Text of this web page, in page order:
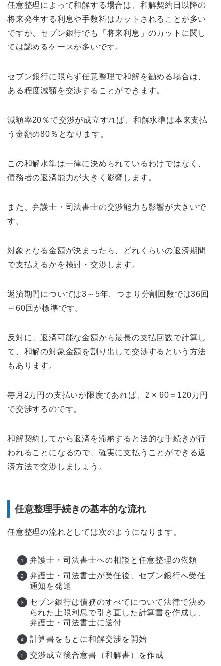
任意整理によって和解する場合は、和解契約日以降の
将来発生する利息や手数料はカットされることが多い
ですが、セブン銀行でも「将来利息」のカットに関し
ては認めるケースが多いです。
セブン銀行に限らず任意整理で和解を勧める場合は、
ある程度減額を交渉することができます。
減額率20％で交渉が成立すれば、和解水準は本来支払
う金額の80％となります。
この和解水準は一律に決められているわけではなく、
債務者の返済能力が大きく影響します。
また、弁護士・司法書士の交渉能力も影響が大きいで
す。
対象となる金額が決まったら、どれくらいの返済期間
で支払えるかを検討・交渉します。
返済期間については3～5年、つまり分割回数では36回
～60回が標準です。
反対に、返済可能な金額から最長の支払回数で計算し
て、和解の対象金額を割り出して交渉するという方法
もあります。
毎月2万円の支払いが限度であれば、2 × 60＝120万円
で交渉するのです。
和解契約してから返済を滞納すると法的な手続きが行
われることになるので、確実に支払うことができる返
済方法で交渉しましょう。
任意整理手続きの基本的な流れ
任意整理の流れとしては次のようになります。
弁護士・司法書士への相談と任意整理の依頼
弁護士・司法書士が受任後、セブン銀行へ受任
通知を発送
セブン銀行は債務のすべてについて法律で決め
られた上限利息で引き直した計算書を作成し、
弁護士・司法書士に送付
計算書をもとに和解交渉を開始
交渉成立後合意書（和解書）を作成